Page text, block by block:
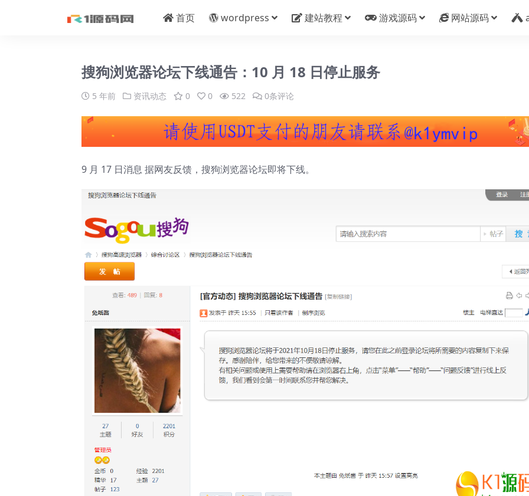
首页 wordpress 建站教程 游戏源码 网站源码
搜狗浏览器论坛下线通告：10 月 18 日停止服务
5 年前 资讯动态 0 0 522 0条评论
9 月 17 日消息 据网友反馈，搜狗浏览器论坛即将下线。